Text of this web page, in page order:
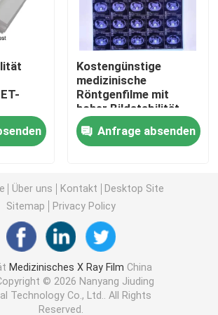
trockener Film
HAUSTIERES X
Film
thermischer Film
Kostengünstige
medizinische
Röntgenfilme mit
hoher Bildstabilität,
die klare und präzise
medizinische
Diagnosebilder liefern
Anfrage absenden
Über uns Kontakt
Desktop Site
Sitemap
Privacy Policy
Medizinisches X Ray Film China
© 2026 Nanyang Jiuding
Technology Co., Ltd.. All Rights
Reserved.